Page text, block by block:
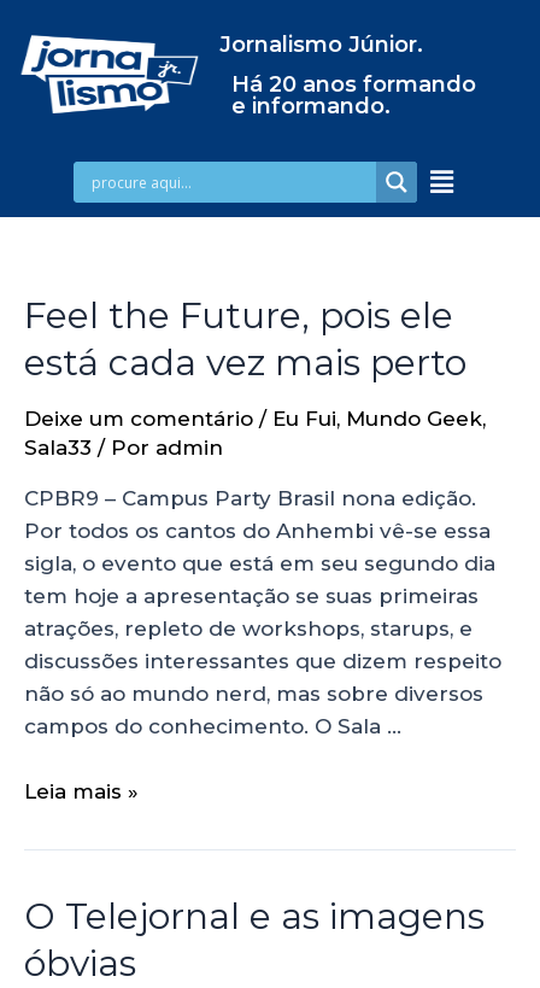
Jornalismo Júnior.
Há 20 anos formando
e informando.
Feel the Future, pois ele
está cada vez mais perto
Deixe um comentário / Eu Fui, Mundo Geek,
Sala33 / Por admin
CPBR9 – Campus Party Brasil nona edição.
Por todos os cantos do Anhembi vê-se essa
sigla, o evento que está em seu segundo dia
tem hoje a apresentação se suas primeiras
atrações, repleto de workshops, starups, e
discussões interessantes que dizem respeito
não só ao mundo nerd, mas sobre diversos
campos do conhecimento. O Sala …
Leia mais »
O Telejornal e as imagens
óbvias